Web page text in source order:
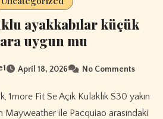
ayakkabılar küçük
uygun mu
April 18, 2026 No Comments
Mayweather ile Pacquiao arasındaki